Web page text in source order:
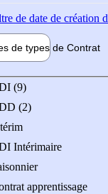
de date de création
de types de Contrat
(9)
(2)
Intérimaire
apprentissage